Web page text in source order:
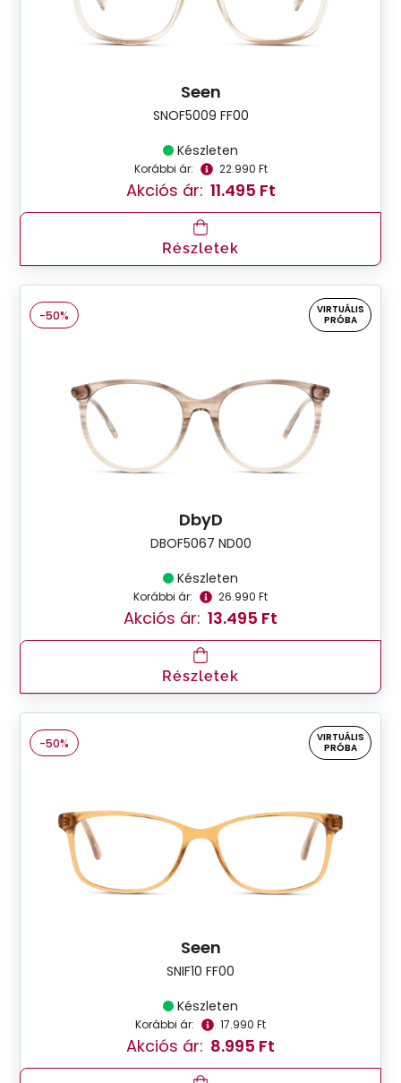
Seen
SNOF5009 FF00
Készleten
Korábbi ár: 22.990 Ft
Akciós ár: 11.495 Ft
Részletek
-50%
VIRTUÁLIS
PRÓBA
DbyD
DBOF5067 ND00
Készleten
Korábbi ár: 26.990 Ft
Akciós ár: 13.495 Ft
Részletek
-50%
VIRTUÁLIS
PRÓBA
Seen
SNIF10 FF00
Készleten
Korábbi ár: 17.990 Ft
Akciós ár: 8.995 Ft